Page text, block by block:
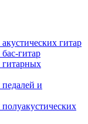
гитар
гитар
и